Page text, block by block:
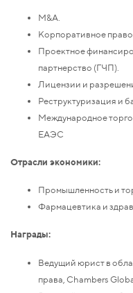
М&А.
Корпоративное право.
Проектное
партнерство (ГЧП).
Лицензии и
Реструктуризация и
Международное
ЕАЭС
Отрасли экономики:
Промышленность и
Фармацевтика и
Награды:
Ведущий юрист в
права, Chambers